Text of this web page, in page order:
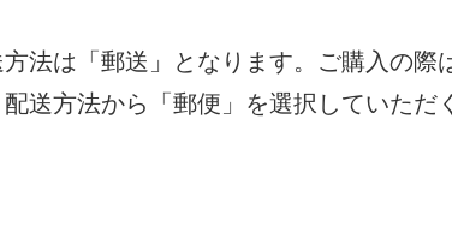
法は「郵送」となります。ご購入の際
送方法から「郵便」を選択していただ